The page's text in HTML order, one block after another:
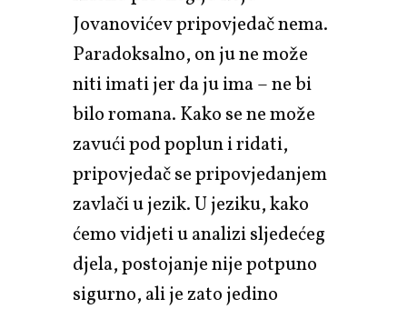
Jovanovićev pripovjedač nema.
Paradoksalno, on ju ne može
niti imati jer da ju ima – ne bi
bilo romana. Kako se ne može
zavući pod poplun i ridati,
pripovjedač se pripovjedanjem
zavlači u jezik. U jeziku, kako
ćemo vidjeti u analizi sljedećeg
djela, postojanje nije potpuno
sigurno, ali je zato jedino